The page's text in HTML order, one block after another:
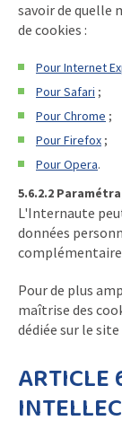
savoir de quelle
de cookies :
Pour Internet
Pour Safari ;
Pour Chrome ;
Pour Firefox ;
Pour Opera.
5.6.2.2
L'Internaute
données
Pour de plus
maîtrise des
dédiée sur le
ARTICLE